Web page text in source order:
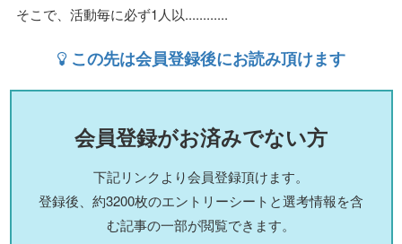
そこで、活動毎に必ず1人以............
この先は会員登録後にお読み頂けます
会員登録がお済みでない方
下記リンクより会員登録頂けます。
登録後、約3200枚のエントリーシートと選考情報を含
む記事の一部が閲覧できます。